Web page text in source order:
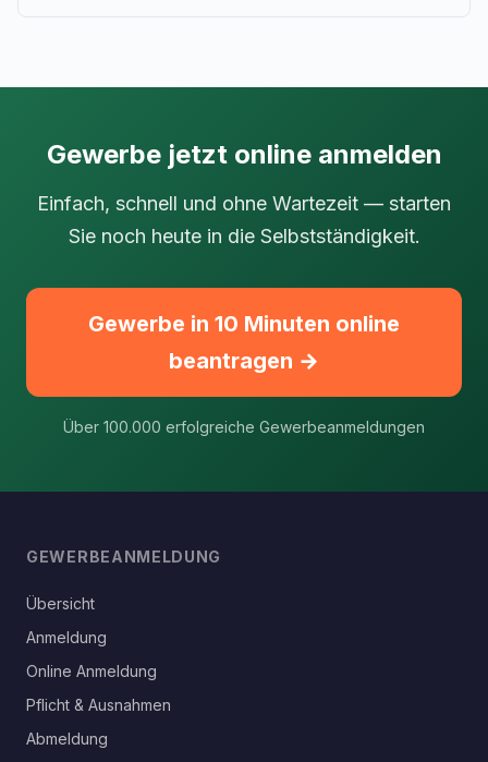
Gewerbe jetzt online anmelden
Einfach, schnell und ohne Wartezeit — starten
Sie noch heute in die Selbstständigkeit.
Gewerbe in 10 Minuten online
beantragen →
Über 100.000 erfolgreiche Gewerbeanmeldungen
GEWERBEANMELDUNG
Übersicht
Anmeldung
Online Anmeldung
Pflicht & Ausnahmen
Abmeldung